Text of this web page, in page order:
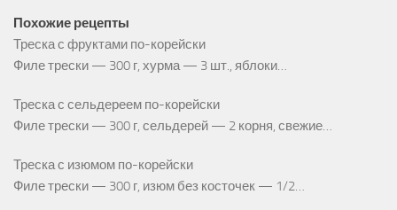
Похожие рецепты
Треска с фруктами по-корейски
Филе трески — 300 г, хурма — 3 шт., яблоки…
Треска с сельдереем по-корейски
Филе трески — 300 г, сельдерей — 2 корня, свежие…
Треска с изюмом по-корейски
Филе трески — 300 г, изюм без косточек — 1/2…